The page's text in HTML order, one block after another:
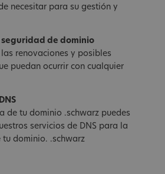
necesitar para su gestión y
de dominio
renovaciones y posibles
puedan ocurrir con cualquier
de tu dominio .schwarz puedes
servicios de DNS para la
dominio. .schwarz